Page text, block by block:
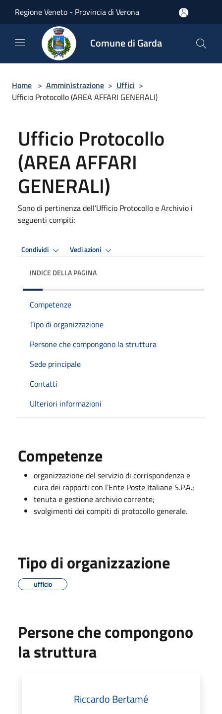
Regione Veneto - Provincia di Verona
Comune di Garda
Home > Amministrazione > Uffici >
Ufficio Protocollo (AREA AFFARI GENERALI)
Ufficio Protocollo
(AREA AFFARI
GENERALI)
Sono di pertinenza dell’Ufficio Protocollo e Archivio i
seguenti compiti:
Condividi Vedi azioni
INDICE DELLA PAGINA
Competenze
Tipo di organizzazione
Persone che compongono la struttura
Sede principale
Contatti
Ulteriori informazioni
Competenze
organizzazione del servizio di corrispondenza e
cura dei rapporti con l’Ente Poste Italiane S.P.A.;
tenuta e gestione archivio corrente;
svolgimenti dei compiti di protocollo generale.
Tipo di organizzazione
ufficio
Persone che compongono
la struttura
Riccardo Bertamé